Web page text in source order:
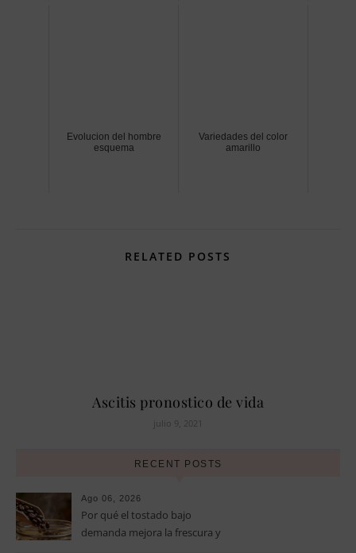
Evolucion del hombre
esquema
Variedades del color
amarillo
RELATED POSTS
Ascitis pronostico de vida
julio 9, 2021
RECENT POSTS
Ago 06, 2026
Por qué el tostado bajo
demanda mejora la frescura y